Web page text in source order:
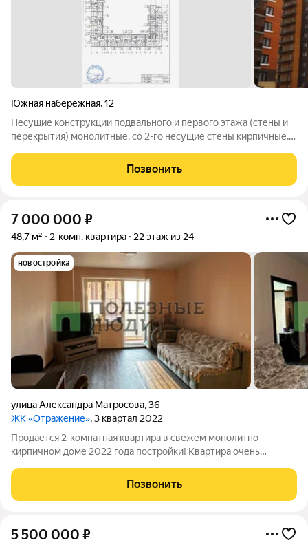
Южная набережная,12
Несущие конструкции подвального и первого этажа (стены и
перекрытия) монолитные, со 2-го несущие стены кирпичные,
кафель. Кирпичный, 6,8,16 этажей, бизнес-класс. Дом сдан.
Квартира оформлена
Позвонить
7 000 000 ₽
48,7 м² 2-комн. квартира 22 этаж из 24
новостройка
улица Александра Матросова,36
ЖК «Отражение», 3 квартал 2022
Продается 2-комнатная квартира в свежем монолитно-
кирпичном доме 2022 года постройки! Квартира очень
метров и маленького коридора, который не съедает полезной
площади. Сделан полностью ремонт,
Позвонить
5 500 000 ₽